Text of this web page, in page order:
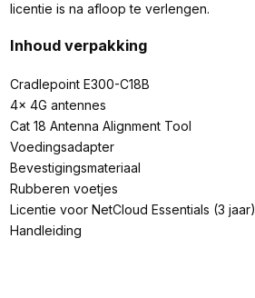
licentie is na afloop te verlengen.
Inhoud verpakking
Cradlepoint E300-C18B
4x 4G antennes
Cat 18 Antenna Alignment Tool
Voedingsadapter
Bevestigingsmateriaal
Rubberen voetjes
Licentie voor NetCloud Essentials (3 jaar)
Handleiding